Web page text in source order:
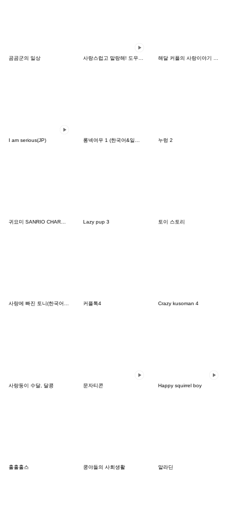
곰곰군의 일상 사랑스럽고 말랑해! 도우도우 해달 커플의 사랑이야기 2.0(한국어일본어)
I am serious(JP) 누렁 2
Lazy pup 3 토이 스토리
사랑에 빠진 토니(한국어&태국어) 커플톡4 Crazy kusoman 4
사랑둥이 수달, 달콩 문자티콘 Happy squirrel boy
홀홀홀스 쿵야들의 사회생활 알라딘